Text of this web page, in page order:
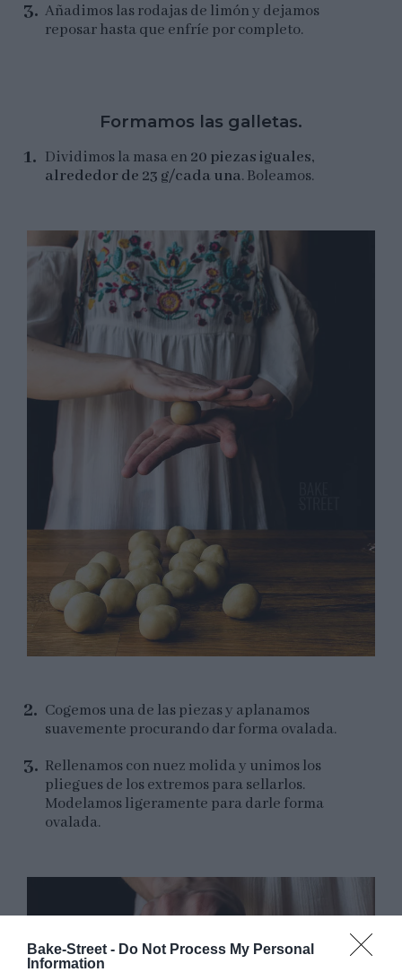
Bake-Street - Do Not Process My Personal
Information
Añadimos las rodajas de limón y dejamos
reposar hasta que enfríe por completo.
Formamos las galletas.
Dividimos la masa en 20 piezas iguales,
alrededor de 23 g/cada una. Boleamos.
Cogemos una de las piezas y aplanamos
suavemente procurando dar forma ovalada.
Rellenamos con nuez molida y unimos los
pliegues de los extremos para sellarlos.
Modelamos ligeramente para darle forma
ovalada.